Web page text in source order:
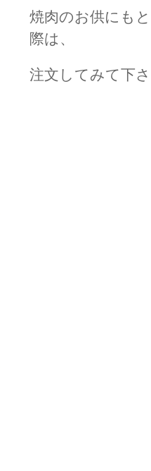
焼肉のお供にも
際は、
注文してみて下